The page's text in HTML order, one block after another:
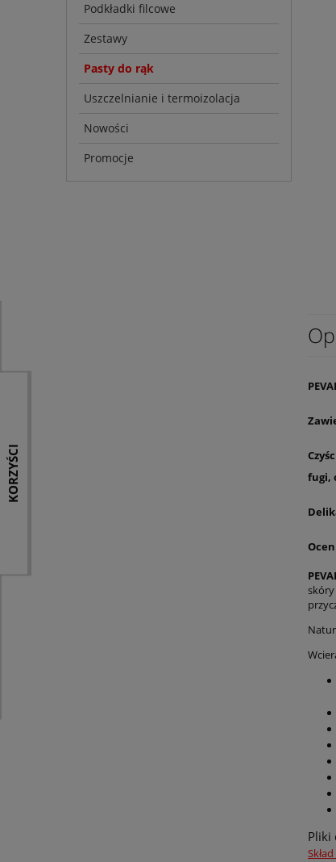
Podkładki filcowe
Zestawy
Pasty do rąk
Uszczelnianie i termoizolacja
Nowości
Promocje
fugi,
skóry
Pliki
KORZYŚCI